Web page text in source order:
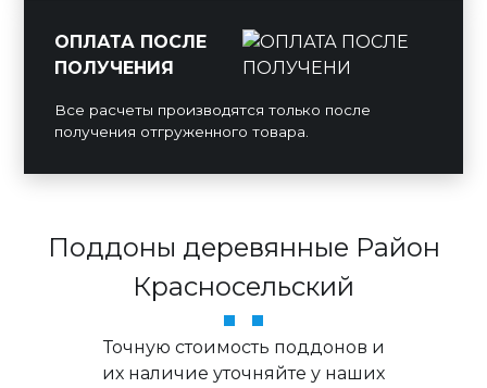
ОПЛАТА ПОСЛЕ
ПОЛУЧЕНИЯ
Все расчеты производятся только после
получения отгруженного товара.
Поддоны деревянные Район
Красносельский
Точную стоимость поддонов и
их наличие уточняйте у наших